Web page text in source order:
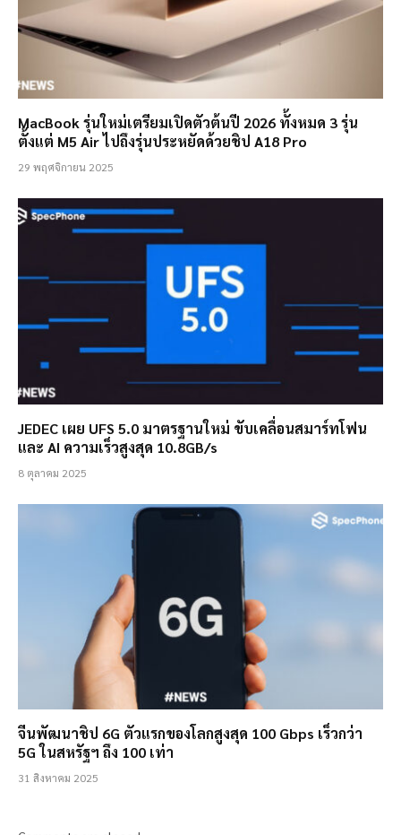
MacBook รุ่นใหม่เตรียมเปิดตัวต้นปี 2026 ทั้งหมด 3 รุ่น
ตั้งแต่ M5 Air ไปถึงรุ่นประหยัดด้วยชิป A18 Pro
29 พฤศจิกายน 2025
JEDEC เผย UFS 5.0 มาตรฐานใหม่ ขับเคลื่อนสมาร์ทโฟน
และ AI ความเร็วสูงสุด 10.8GB/s
8 ตุลาคม 2025
จีนพัฒนาชิป 6G ตัวแรกของโลกสูงสุด 100 Gbps เร็วกว่า
5G ในสหรัฐฯ ถึง 100 เท่า
31 สิงหาคม 2025